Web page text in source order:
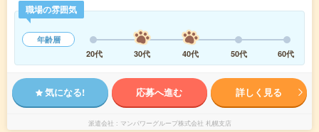
職場の雰囲気
年齢層
20代
30代 40代 50代 60代
気になる! 応募へ進む 詳しく見る
派遣会社 マンパワーグループ株式会社 札幌支店